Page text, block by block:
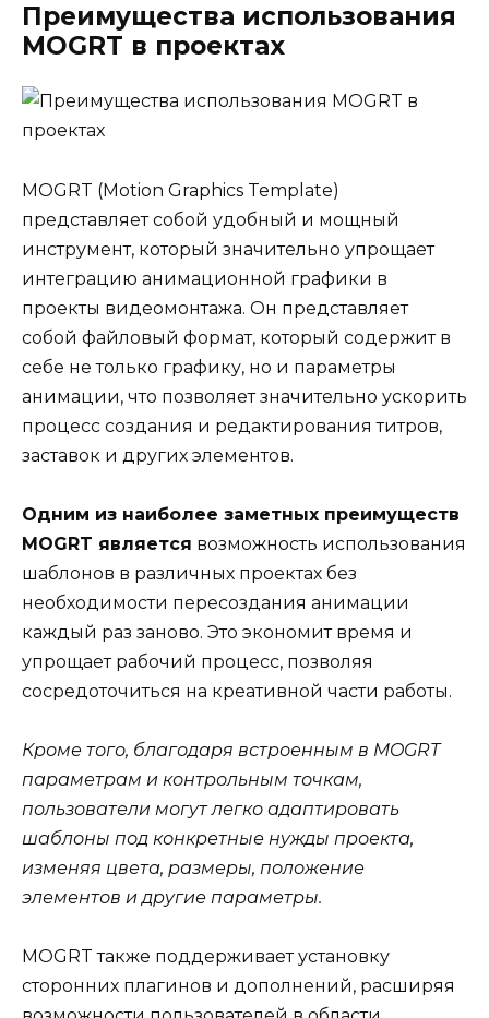
Преимущества использования
MOGRT в проектах
MOGRT (Motion Graphics Template)
представляет собой удобный и мощный
инструмент, который значительно упрощает
интеграцию анимационной графики в
проекты видеомонтажа. Он представляет
собой файловый формат, который содержит в
себе не только графику, но и параметры
анимации, что позволяет значительно ускорить
процесс создания и редактирования титров,
заставок и других элементов.
Одним из наиболее заметных преимуществ
MOGRT является возможность использования
шаблонов в различных проектах без
необходимости пересоздания анимации
каждый раз заново. Это экономит время и
упрощает рабочий процесс, позволяя
сосредоточиться на креативной части работы.
Кроме того, благодаря встроенным в MOGRT
параметрам и контрольным точкам,
пользователи могут легко адаптировать
шаблоны под конкретные нужды проекта,
изменяя цвета, размеры, положение
элементов и другие параметры.
MOGRT также поддерживает установку
сторонних плагинов и дополнений, расширяя